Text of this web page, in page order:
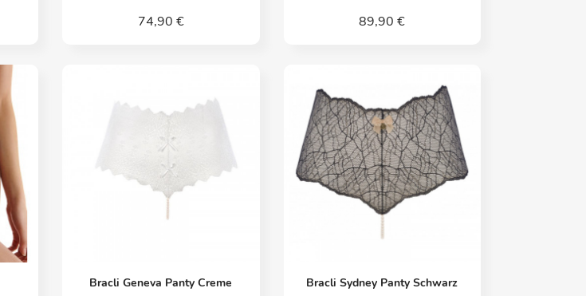
74,90 € 89,90 €
Vorschau
Bracli Geneva Panty Creme Vorschau
Bracli Sydney Panty Schwarz